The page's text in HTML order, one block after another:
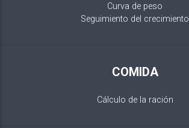
Curva de peso
Seguimiento del crecimiento
COMIDA
Cálculo de la ración